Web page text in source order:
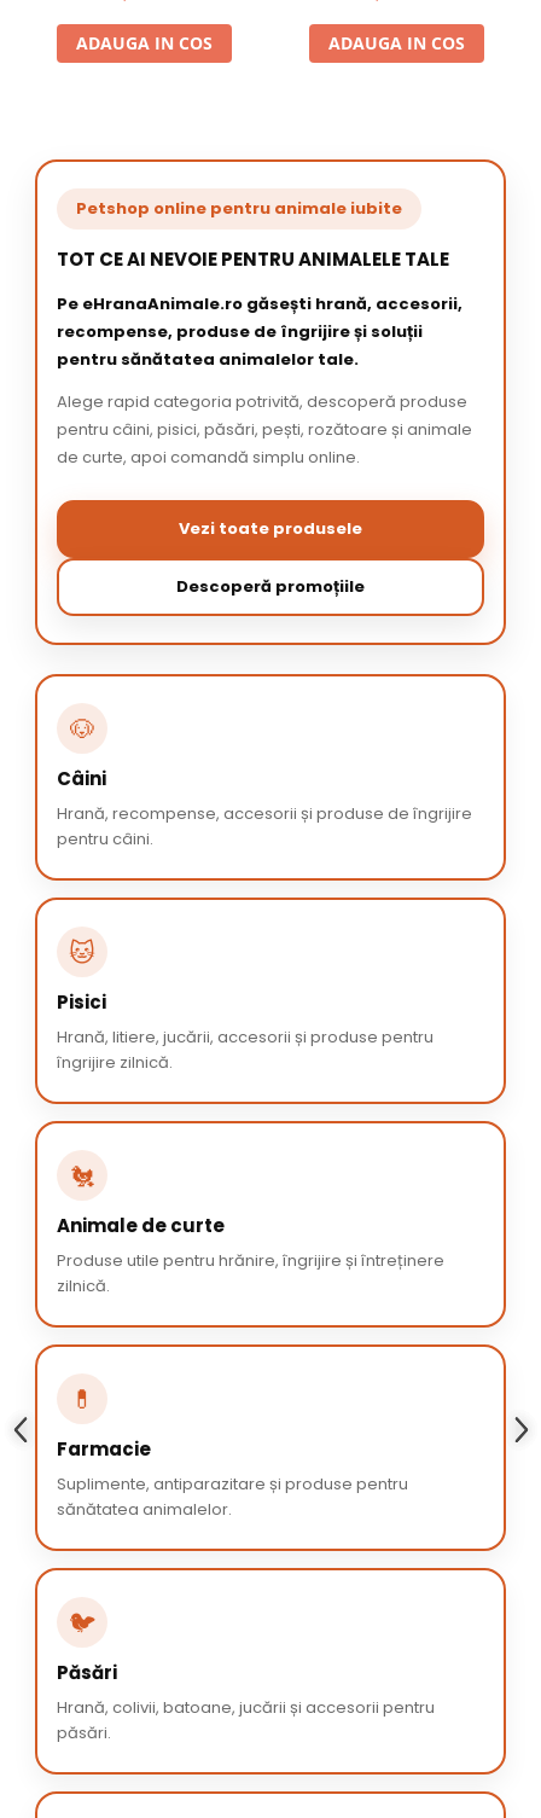
ADAUGA IN COS ADAUGA IN COS
Petshop online pentru animale iubite
TOT CE AI NEVOIE PENTRU ANIMALELE TALE
Pe eHranaAnimale.ro găsești hrană, accesorii,
recompense, produse de îngrijire și soluții
pentru sănătatea animalelor tale.
Alege rapid categoria potrivită, descoperă produse
pentru câini, pisici, păsări, pești, rozătoare și animale
de curte, apoi comandă simplu online.
Vezi toate produsele
Descoperă promoțiile
🐶
Câini
Hrană, recompense, accesorii și produse de îngrijire
pentru câini.
🐱
Pisici
Hrană, litiere, jucării, accesorii și produse pentru
îngrijire zilnică.
🐔
Animale de curte
Produse utile pentru hrănire, îngrijire și întreținere
zilnică.
💊
Farmacie
Suplimente, antiparazitare și produse pentru
sănătatea animalelor.
🐦
Păsări
Hrană, colivii, batoane, jucării și accesorii pentru
păsări.